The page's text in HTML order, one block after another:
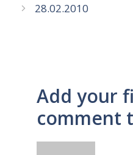
28.02.2010
Add your
comment